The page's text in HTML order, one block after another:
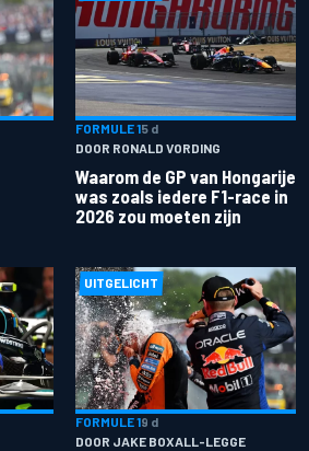
FORMULE 15 d
DOOR RONALD VORDING
Waarom de GP van Hongarije
was zoals iedere F1-race in
2026 zou moeten zijn
UITGELICHT
FORMULE 19 d
DOOR JAKE BOXALL-LEGGE